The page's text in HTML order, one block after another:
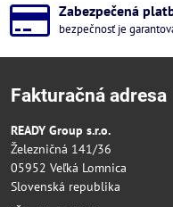
Zabezpečená
bezpečnosť je
Fakturačná adresa
READY Group s.r.o.
Železničná 141/36
05952 Veľká Lomnica
Slovenská republika